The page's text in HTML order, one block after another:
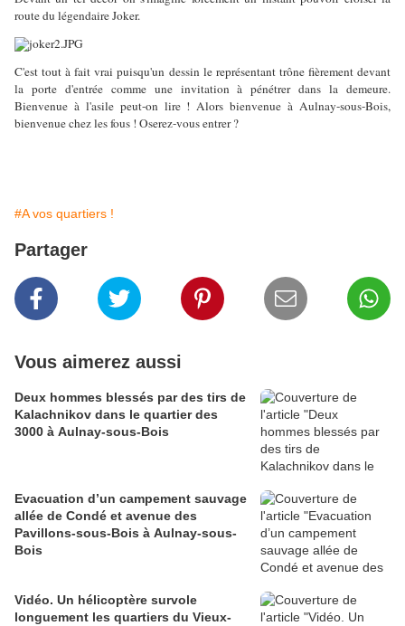
route du légendaire Joker.
C'est tout à fait vrai puisqu'un dessin le représentant trône fièrement devant
la porte d'entrée comme une invitation à pénétrer dans la demeure.
Bienvenue à l'asile peut-on lire ! Alors bienvenue à Aulnay-sous-Bois,
bienvenue chez les fous ! Oserez-vous entrer ?
#A vos quartiers !
Partager
Vous aimerez aussi
Deux hommes blessés par des tirs de
Kalachnikov dans le quartier des
3000 à Aulnay-sous-Bois
Evacuation d’un campement sauvage
allée de Condé et avenue des
Pavillons-sous-Bois à Aulnay-sous-
Bois
Vidéo. Un hélicoptère survole
longuement les quartiers du Vieux-